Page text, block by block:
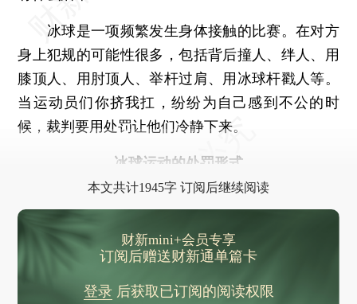
冰球是一项频繁发生身体接触的比赛。在对方
身上犯规的可能性很多，包括背后撞人、绊人、用
膝顶人、用肘顶人、举杆过肩、用冰球杆戳人等。
当运动员们你挤我扛，纷纷为自己感到不公的时
候，裁判要用处罚让他们冷静下来。
冰球运动的处罚形式
本文共计1945字 订阅后继续阅读
财新mini+会员专享
订阅后赠送财新通单篇卡
登录后获取已订阅的阅读权限